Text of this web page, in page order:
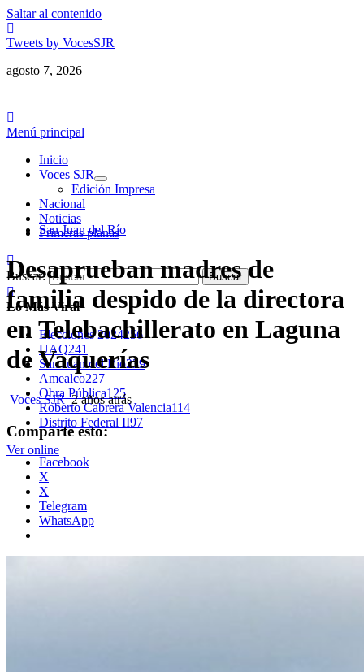
Saltar al contenido
Tweets by VocesSJR
agosto 7, 2026
Menú principal
Inicio
Voces SJR
Edición Impresa
Nacional
Noticias
Primeras planas
Buscar:
Lo Más Viral
Elecciones 2024256
UAQ241
San Juan del Río239
Amealco227
Obra Pública125
Roberto Cabrera Valencia114
Distrito Federal II97
Ver online
San Juan del Río
Desaprueban madres de
familia despido de la directora
en Telebachillerato en Laguna
de Vaquerías
Voces SJR2 años atrás
Comparte esto:
Facebook
X
X
Telegram
WhatsApp